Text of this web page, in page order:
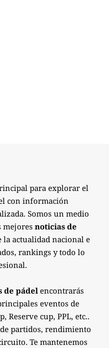
para explorar el
con información
Somos un medio
mejores noticias de
actualidad nacional e
rankings y todo lo
de pádel encontrarás
eventos de
Reserve cup, PPL, etc..
partidos, rendimiento
Te mantenemos